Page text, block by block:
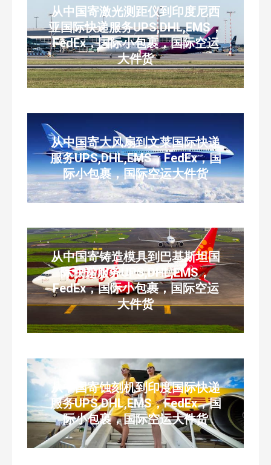
从中国寄激光测距仪到印度尼西
亚国际快递服务UPS,DHL,EMS，
FedEx，国际小包裹，国际空运
大件货
从中国寄大风扇到文莱国际快递
服务UPS,DHL,EMS，FedEx，国
际小包裹，国际空运大件货
从中国寄铸造模具到巴基斯坦国
际快递服务UPS,DHL,EMS，
FedEx，国际小包裹，国际空运
大件货
从中国寄蚀刻机到印度国际快递
服务UPS,DHL,EMS，FedEx，国
际小包裹，国际空运大件货